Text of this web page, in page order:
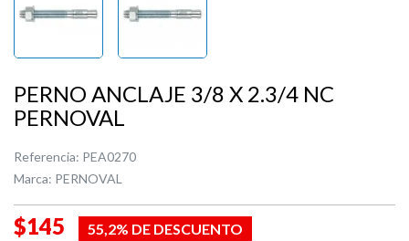
PERNO ANCLAJE 3/8 X 2.3/4 NC
PERNOVAL
Referencia: PEA0270
Marca: PERNOVAL
$145
55,2% DE DESCUENTO